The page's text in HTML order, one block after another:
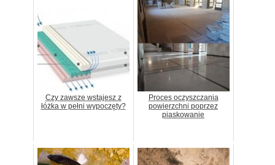
Czy zawsze wstajesz z
łóżka w pełni wypoczęty?
Proces oczyszczania
powierzchni poprzez
piaskowanie